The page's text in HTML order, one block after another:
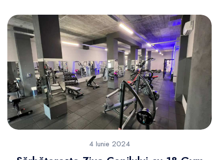
4 Iunie 2024